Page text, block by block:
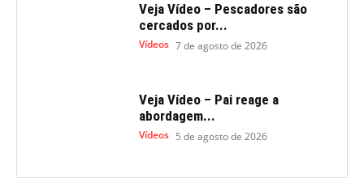
Veja Vídeo – Pescadores são
cercados por...
Vídeos 7 de agosto de 2026
Veja Vídeo – Pai reage a
abordagem...
Vídeos 5 de agosto de 2026